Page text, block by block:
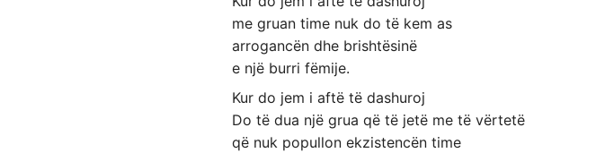
me gruan time nuk do të kem as
arrogancën dhe brishtësinë
e një burri fëmije.
Kur do jem i aftë të dashuroj
Do të dua një grua që të jetë me të vërtetë
që nuk popullon ekzistencën time